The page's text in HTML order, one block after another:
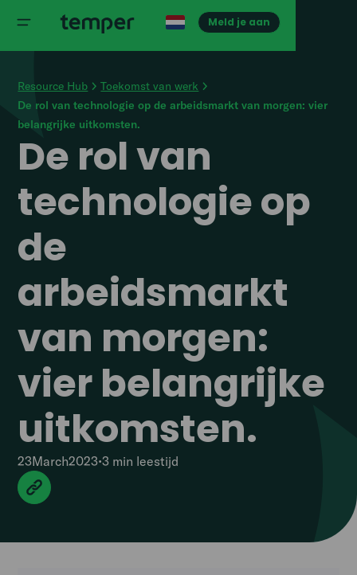
Meld je aan
Resource Hub
Toekomst van werk
De rol van technologie op de arbeidsmarkt van morgen: vier
belangrijke uitkomsten.
De rol van
technologie op
de
arbeidsmarkt
van morgen:
vier belangrijke
uitkomsten.
23March2023•3 min leestijd